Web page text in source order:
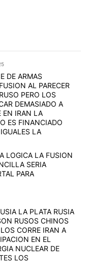
DE ARMAS
AL PARECER
PERO LOS
DEMASIADO A
EN IRAN LA
ES FINANCIADO
LA
LOGICA LA FUSION
SERIA
PARA
LA PLATA RUSIA
RUSOS CHINOS
CORRE IRAN A
EN EL
NUCLEAR DE
LOS